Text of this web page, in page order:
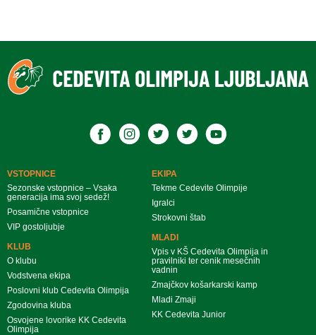
VSTOPNICE
Sezonske vstopnice – Vsaka
generacija ima svoj sedež!
Posamične vstopnice
VIP gostoljubje
KLUB
O klubu
Vodstvena ekipa
Poslovni klub Cedevita Olimpija
Zgodovina kluba
Osvojene lovorike KK Cedevita
Olimpija
EKIPA
Tekme Cedevite Olimpije
Igralci
Strokovni štab
MLADI
Vpis v KŠ Cedevita Olimpija in
pravilniki ter cenik mesečnih
vadnin
Zmajčkov košarkarski kamp
Mladi Zmaji
KK Cedevita Junior